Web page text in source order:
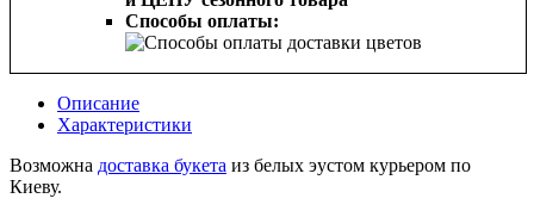
Способы оплаты:
Описание
Характеристики
Возможна доставка букета из белых эустом курьером по
Киеву.